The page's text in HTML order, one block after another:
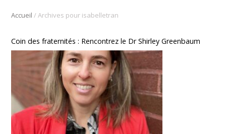
Accueil /Archives pour isabelletran
Coin des fraternités : Rencontrez le Dr Shirley Greenbaum